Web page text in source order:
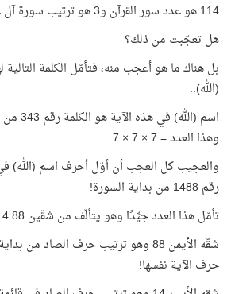
114 هو عدد سور القرآن و3 هو ترتيب سورة آل عمران في المصحف!
هل تعجّبت من ذلك؟
بل هناك ما هو أعجب منه، فتأمّل الكلمة
(الله)..
اسم
وهذا العدد = 7 × 7 × 7
والعجيب كل العجب أن أوّل أحرف اسم (الله)
رقم 1488 من بداية السورة!
تأمّل هذا العدد جيِّدًا وهو يتألّف من شقّين 88 14
شقّه الأيمن 88 وهو ترتيب حرف الصاد
حرف الآية نفسها!